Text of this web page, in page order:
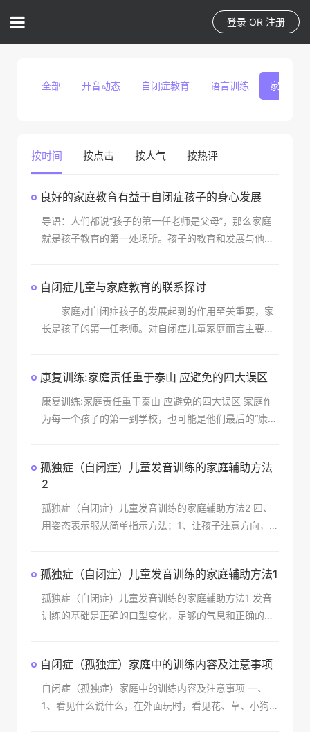
登录 OR 注册
全部 开音动态 自闭症教育 语言训练 家庭教育
按时间 按点击 按人气 按热评
良好的家庭教育有益于自闭症孩子的身心发展
导语：人们都说“孩子的第一任老师是父母”，那么家庭
就是孩子教育的第一处场所。孩子的教育和发展与他们
家庭教
自闭症儿童与家庭教育的联系探讨
家庭对自闭症孩子的发展起到的作用至关重要，家
长是孩子的第一任老师。对自闭症儿童家庭而言主要是
流的恐惧
康复训练:家庭责任重于泰山 应避免的四大误区
康复训练:家庭责任重于泰山 应避免的四大误区 家庭作
为每一个孩子的第一到学校，也可能是他们最后的“康复
孤独症（自闭症）儿童发音训练的家庭辅助方法
2
孤独症（自闭症）儿童发音训练的家庭辅助方法2 四、
用姿态表示服从简单指示方法：1、让孩子注意方向，一
孤独症（自闭症）儿童发音训练的家庭辅助方法1
孤独症（自闭症）儿童发音训练的家庭辅助方法1 发音
训练的基础是正确的口型变化，足够的气息和正确的舌
自闭症（孤独症）家庭中的训练内容及注意事项
自闭症（孤独症）家庭中的训练内容及注意事项 一、
1、看见什么说什么，在外面玩时，看见花、草、小狗等